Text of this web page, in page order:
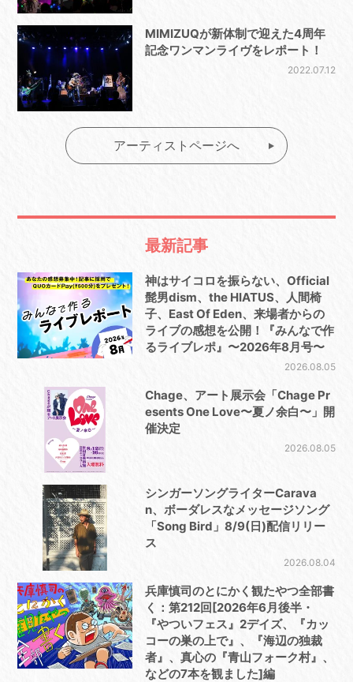
MIMIZUQが新体制で迎えた4周年
記念ワンマンライヴをレポート！
2022.07.12
アーティストページへ
最新記事
神はサイコロを振らない、Official
髭男dism、the HIATUS、人間椅
子、East Of Eden、来場者からの
ライブの感想を公開！『みんなで作
るライブレポ』〜2026年8月号〜
2026.08.05
Chage、アート展示会「Chage Pr
esents One Love〜夏ノ余白〜」開
催決定
2026.08.05
シンガーソングライターCarava
n、ボーダレスなメッセージソング
「Song Bird」8/9(日)配信リリー
ス
2026.08.04
兵庫慎司のとにかく観たやつ全部書
く：第212回[2026年6月後半・
『やついフェス』2デイズ、『カッ
コーの巣の上で』、『海辺の独裁
者』、真心の『青山フォーク村』、
などの7本を観ました]編